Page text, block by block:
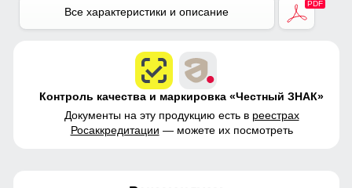
Все характеристики и описание
Контроль качества и маркировка «Честный ЗНАК»
Документы на эту продукцию есть в реестрах
Росаккредитации — можете их посмотреть